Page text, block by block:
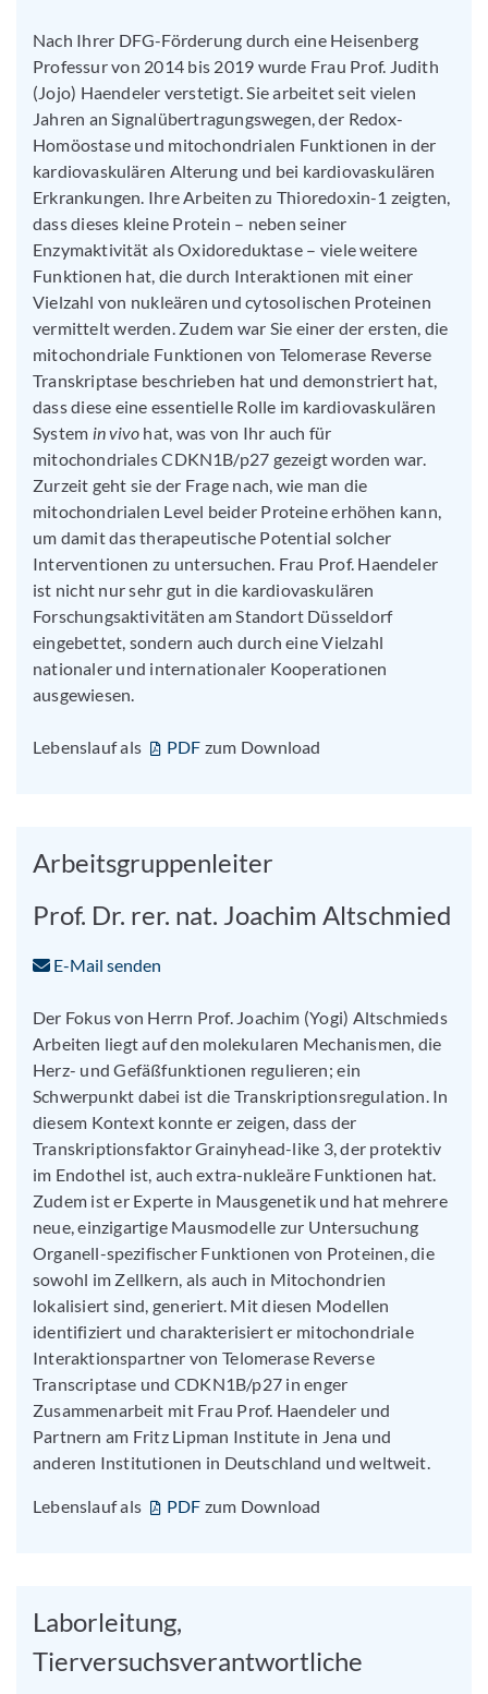
Nach Ihrer DFG-Förderung durch eine Heisenberg
Professur von 2014 bis 2019 wurde Frau Prof. Judith
(Jojo) Haendeler verstetigt. Sie arbeitet seit vielen
Jahren an Signalübertragungswegen, der Redox-
Homöostase und mitochondrialen Funktionen in der
kardiovaskulären Alterung und bei kardiovaskulären
Erkrankungen. Ihre Arbeiten zu Thioredoxin-1 zeigten,
dass dieses kleine Protein – neben seiner
Enzymaktivität als Oxidoreduktase – viele weitere
Funktionen hat, die durch Interaktionen mit einer
Vielzahl von nukleären und cytosolischen Proteinen
vermittelt werden. Zudem war Sie einer der ersten, die
mitochondriale Funktionen von Telomerase Reverse
Transkriptase beschrieben hat und demonstriert hat,
dass diese eine essentielle Rolle im kardiovaskulären
System in vivohat, was von Ihr auch für
mitochondriales CDKN1B/p27 gezeigt worden war.
Zurzeit geht sie der Frage nach, wie man die
mitochondrialen Level beider Proteine erhöhen kann,
um damit das therapeutische Potential solcher
Interventionen zu untersuchen. Frau Prof. Haendeler
ist nicht nur sehr gut in die kardiovaskulären
Forschungsaktivitäten am Standort Düsseldorf
eingebettet, sondern auch durch eine Vielzahl
nationaler und internationaler Kooperationen
ausgewiesen.
Lebenslauf als PDF zum Download
Arbeitsgruppenleiter
Prof. Dr. rer. nat. Joachim Altschmied
E-Mail senden
Der Fokus von Herrn Prof. Joachim (Yogi) Altschmieds
Arbeiten liegt auf den molekularen Mechanismen, die
Herz- und Gefäßfunktionen regulieren; ein
Schwerpunkt dabei ist die Transkriptionsregulation. In
diesem Kontext konnte er zeigen, dass der
Transkriptionsfaktor Grainyhead-like 3, der protektiv
im Endothel ist, auch extra-nukleäre Funktionen hat.
Zudem ist er Experte in Mausgenetik und hat mehrere
neue, einzigartige Mausmodelle zur Untersuchung
Organell-spezifischer Funktionen von Proteinen, die
sowohl im Zellkern, als auch in Mitochondrien
lokalisiert sind, generiert. Mit diesen Modellen
identifiziert und charakterisiert er mitochondriale
Interaktionspartner von Telomerase Reverse
Transcriptase und CDKN1B/p27 in enger
Zusammenarbeit mit Frau Prof. Haendeler und
Partnern am Fritz Lipman Institute in Jena und
anderen Institutionen in Deutschland und weltweit.
Lebenslauf als PDF zum Download
Laborleitung,
Tierversuchsverantwortliche